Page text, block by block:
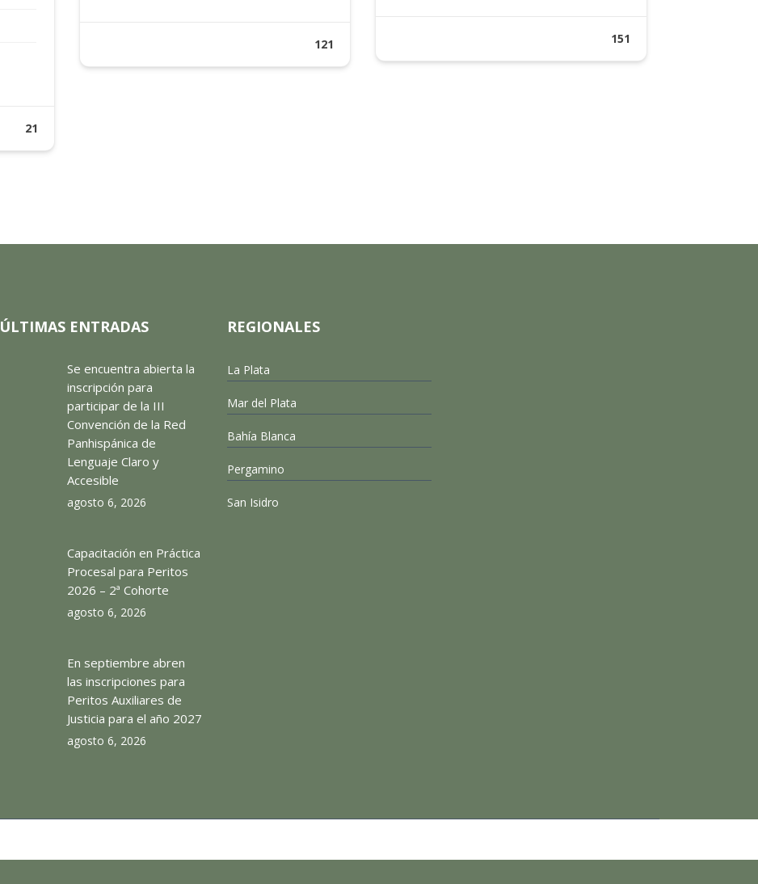
21
121 151
ÚLTIMAS ENTRADAS
Se encuentra abierta la
inscripción para
participar de la III
Convención de la Red
Panhispánica de
Lenguaje Claro y
Accesible
agosto 6, 2026
Capacitación en Práctica
Procesal para Peritos
2026 – 2ª Cohorte
agosto 6, 2026
En septiembre abren
las inscripciones para
Peritos Auxiliares de
Justicia para el año 2027
agosto 6, 2026
REGIONALES
La Plata
Mar del Plata
Bahía Blanca
Pergamino
San Isidro